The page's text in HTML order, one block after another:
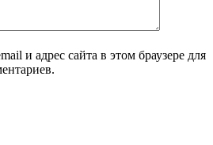
и адрес сайта в этом браузере для